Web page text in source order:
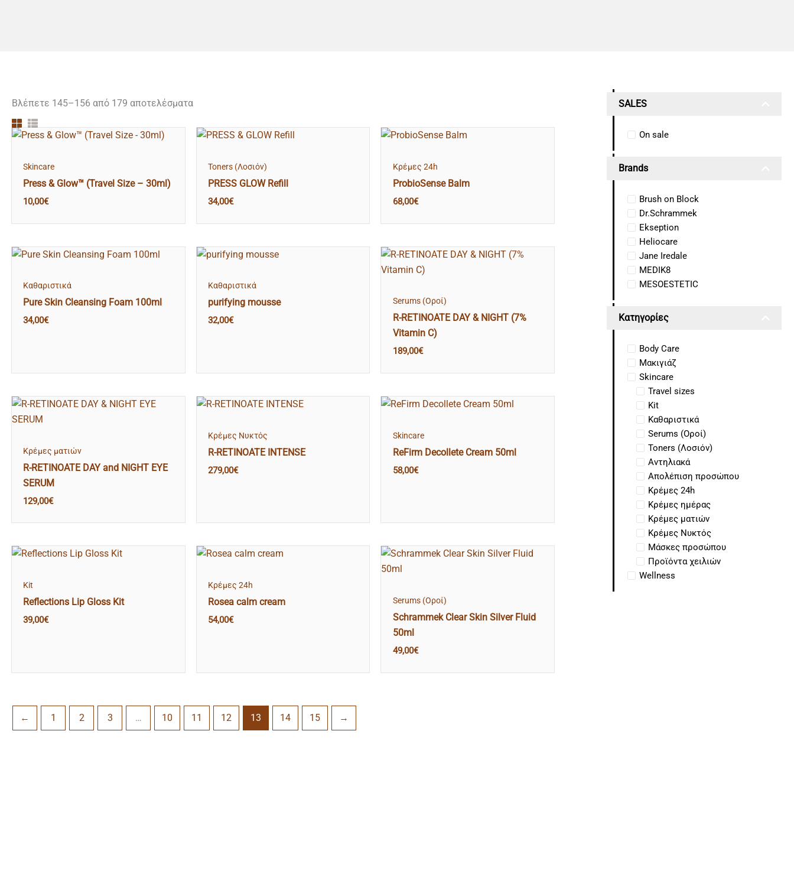
Βλέπετε 145–156 από 179 αποτελέσματα
Skincare
Press & Glow™ (Travel Size – 30ml)
10,00€
Toners (Λοσιόν)
PRESS GLOW Refill
34,00€
Κρέμες 24h
ProbioSense Balm
68,00€
Kαθαριστικά
Pure Skin Cleansing Foam 100ml
34,00€
Kαθαριστικά
purifying mousse
32,00€
Serums (Οροί)
R-RETINOATE DAY & NIGHT (7%
Vitamin C)
189,00€
Κρέμες ματιών
R-RETINOATE DAY and NIGHT EYE
SERUM
129,00€
Κρέμες Νυκτός
R-RETINOATE INTENSE
279,00€
Skincare
ReFirm Decollete Cream 50ml
58,00€
Kit
Reflections Lip Gloss Kit
39,00€
Κρέμες 24h
Rosea calm cream
54,00€
Serums (Οροί)
Schrammek Clear Skin Silver Fluid
50ml
49,00€
← 1 2 3 … 10 11 12 13 14 15 →
SALES
On sale
Brands
Brush on Block
Dr.Schrammek
Ekseption
Heliocare
Jane Iredale
MEDIK8
MESOESTETIC
Κατηγορίες
Body Care
Mακιγιάζ
Skincare
Travel sizes
Kit
Kαθαριστικά
Serums (Οροί)
Toners (Λοσιόν)
Αντηλιακά
Απολέπιση προσώπου
Κρέμες 24h
Κρέμες ημέρας
Κρέμες ματιών
Κρέμες Νυκτός
Μάσκες προσώπου
Προϊόντα χειλιών
Wellness